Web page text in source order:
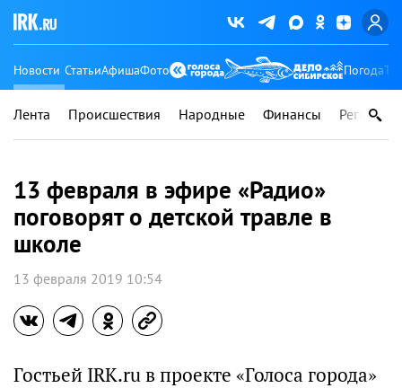
Новости СтатьиАфишаФото Погода
Лента Происшествия Народные Финансы Регионы
13 февраля в эфире «Радио»
поговорят о детской травле в
школе
13 февраля 2019 10:54
Гостьей IRK.ru в проекте «Голоса города»